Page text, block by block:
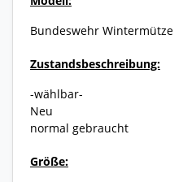
Bundeswehr Wintermütze
Zustandsbeschreibung:
-wählbar-
Neu
normal gebraucht
Größe: